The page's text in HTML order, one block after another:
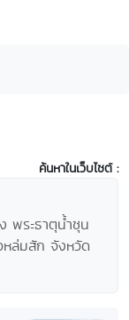
ค้นหาในเว็บไซต์ :
พระธาตุน้ำชุน
หล่มสัก จังหวัด